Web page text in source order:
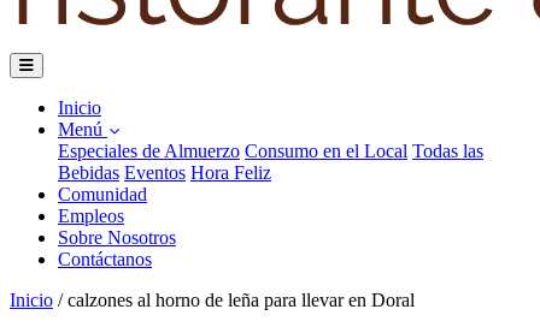
Inicio
Menú
Especiales de Almuerzo Consumo en el Local Todas las
Bebidas Eventos Hora Feliz
Comunidad
Empleos
Sobre Nosotros
Contáctanos
Inicio / calzones al horno de leña para llevar en Doral